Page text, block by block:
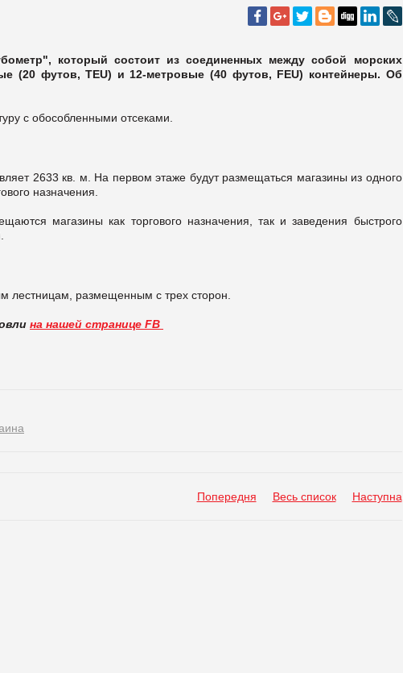
который состоит из соединенных между собой морских
(20 футов, TEU) и 12-метровые (40 футов, FEU) контейнеры. Об
с обособленными отсеками.
2633 кв. м. На первом этаже будут размещаться магазины из одного
назначения.
магазины как торгового назначения, так и заведения быстрого
лестницам, размещенным с трех сторон.
на нашей странице FB
Попередня Весь список Наступна